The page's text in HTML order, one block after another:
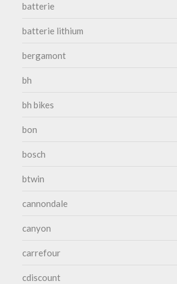
batterie
batterie lithium
bergamont
bh
bh bikes
bon
bosch
btwin
cannondale
canyon
carrefour
cdiscount